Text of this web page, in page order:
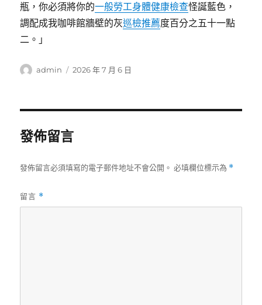
瓶，你必須將你的一般勞工身體健康檢查怪誕藍色，
調配成我咖啡館牆壁的灰巡檢推薦度百分之五十一點
二。」
作
admin
發
2026 年 7 月 6 日
發佈留言
發佈留言必須填寫的電子郵件地址不會公開。 必填欄位標示為 *
留言 *